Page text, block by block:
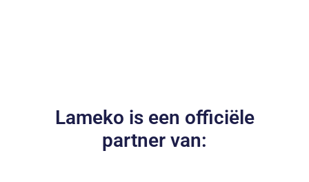
Lameko is een officiële
partner van: